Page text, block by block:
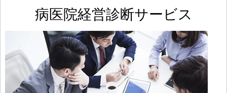
病医院経営診断サービス